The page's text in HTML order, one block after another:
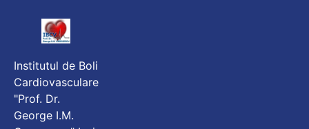
Institutul de Boli
Cardiovasculare
"Prof. Dr.
George I.M.